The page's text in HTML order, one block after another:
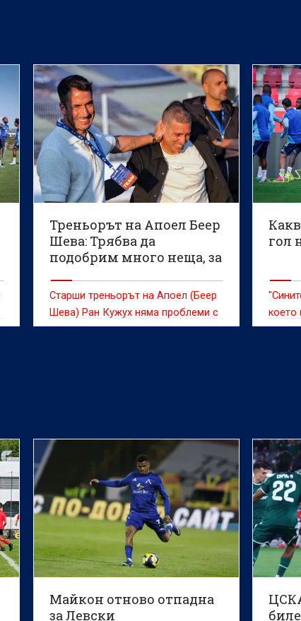
Треньорът на Апоел Беер
Шева: Трябва да
подобрим много неща, за
Старши треньорът на Апоел (Беер
Шева) Ран Кужух няма проблеми с
контузени футболисти преди
гол
което
Майкон отново отпадна
за Левски